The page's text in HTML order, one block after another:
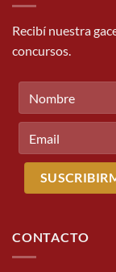
Recibí nuestra
concursos.
CONTACTO